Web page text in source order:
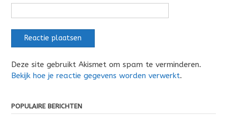
Deze site gebruikt Akismet om spam te verminderen.
Bekijk hoe je reactie gegevens worden verwerkt.
POPULAIRE BERICHTEN